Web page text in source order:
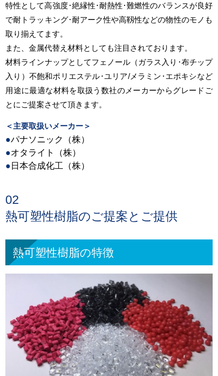
特性として高強度･絶縁性･耐熱性･難燃性のバランスが良好
で耐トラッキング･耐アーク性や高靱性などの物性のモノも
取り揃えてます。
また、金属代替え材料としても注目されております。
材料ラインナップとしてフェノール（ガラス入り･布チップ
入り）不飽和ポリエステル･ユリア/メラミン･エポキシなど
用途に最適な材料を取扱う数社のメーカーからグレードご
とにご提案させて頂きます。
＜主要取扱いメーカー＞
●パナソニック（株）
●オタライト（株）
● 日本合成化工（株）
02
熱可塑性樹脂のご提案とご提供
熱可塑性樹脂の特徴